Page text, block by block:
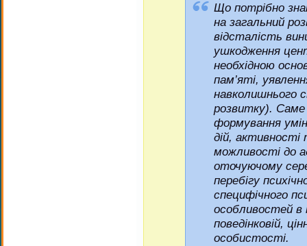
Що потрібно
на загальний
відсталість
ушкодження
необхідною
пам’яті,
навколишнього
розвитку). Саме
формування
дій,
можливості до
оточуючому
перебігу
специфічного
особливостей в
поведінковій,
особистості.